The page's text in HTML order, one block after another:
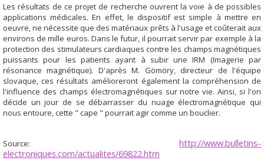
Les résultats de ce projet de recherche ouvrent la voie à de possibles
applications médicales. En effet, le dispositif est simple à mettre en
oeuvre, ne nécessite que des matériaux prêts à l'usage et coûterait aux
environs de mille euros. Dans le futur, il pourrait servir par exemple à la
protection des stimulateurs cardiaques contre les champs magnétiques
puissants pour les patients ayant à subir une IRM (Imagerie par
résonance magnétique). D'après M. Gömöry, directeur de l'équipe
slovaque, ces résultats amélioreront également la compréhension de
l'influence des champs électromagnétiques sur notre vie. Ainsi, si l'on
décide un jour de se débarrasser du nuage électromagnétique qui
nous entoure, cette " cape " pourrait agir comme un bouclier.
Source: http://www.bulletins-
electroniques.com/actualites/69822.htm